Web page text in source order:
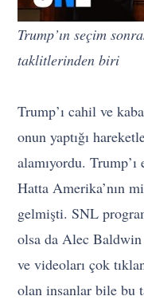
Trump’ın seçim
taklitlerinden biri
Trump’ı cahil ve
onun yaptığı
alamıyordu.
Hatta Amerika’nın
gelmişti. SNL
olsa da Alec
ve videoları çok
olan insanlar bile bu